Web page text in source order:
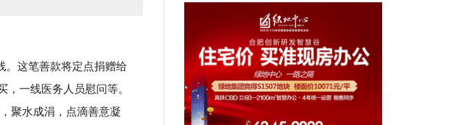
。这笔善款将定点捐赠给
一线医务人员慰问等。
聚水成涓，点滴善意凝